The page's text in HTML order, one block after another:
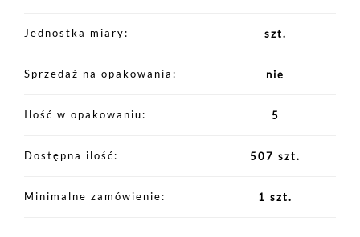
Jednostka miary szt.
Sprzedaż na opakowania nie
Ilość w opakowaniu 5
Dostępna ilość 507 szt.
Minimalne zamówienie 1 szt.